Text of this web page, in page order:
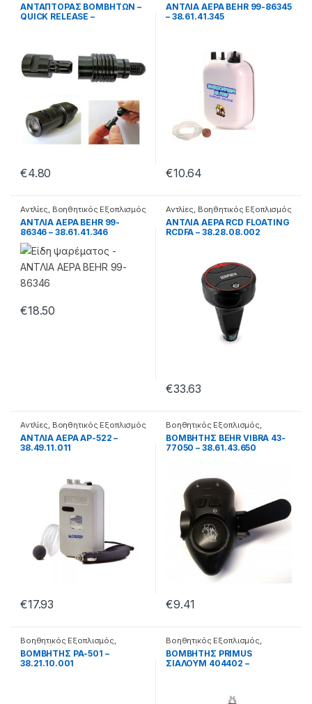
ΑΝΤΑΠΤΟΡΑΣ ΒΟΜΒΗΤΩΝ –
QUICK RELEASE –
€4.80
ΑΝΤΛΙΑ ΑΕΡΑ BEHR 99-86345
– 38.61.41.345
€10.64
Αντλίες, Βοηθητικός Εξοπλισμός
ΑΝΤΛΙΑ ΑΕΡΑ BEHR 99-
86346 – 38.61.41.346
€18.50
Αντλίες, Βοηθητικός Εξοπλισμός
ΑΝΤΛΙΑ ΑΕΡΑ RCD FLOATING
RCDFA – 38.28.08.002
€33.63
Αντλίες, Βοηθητικός Εξοπλισμός
ΑΝΤΛΙΑ ΑΕΡΑ ΑΡ-522 –
38.49.11.011
€17.93
Βοηθητικός Εξοπλισμός,
Βομβητές
ΒΟΜΒΗΤΗΣ BEHR VIBRA 43-
77050 – 38.61.43.650
€9.41
Βοηθητικός Εξοπλισμός,
Βομβητές
ΒΟΜΒΗΤΗΣ PA-501 –
38.21.10.001
Βοηθητικός Εξοπλισμός,
Βομβητές
ΒΟΜΒΗΤΗΣ PRIMUS
ΣΙΑΛΟΥΜ 404402 –